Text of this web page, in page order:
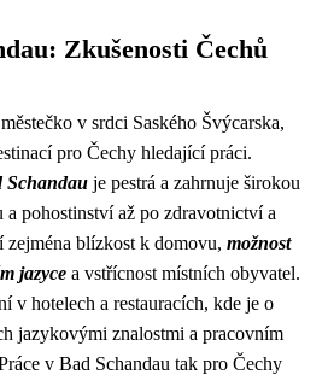
Zkušenosti Čechů
v srdci Saského Švýcarska,
pro Čechy hledající práci.
Schandau je pestrá a zahrnuje širokou
pohostinství až po zdravotnictví a
zejména blízkost k domovu, možnost
jazyce a vstřícnost místních obyvatel.
v hotelech a restauracích, kde je o
jazykovými znalostmi a pracovním
v Bad Schandau tak pro Čechy